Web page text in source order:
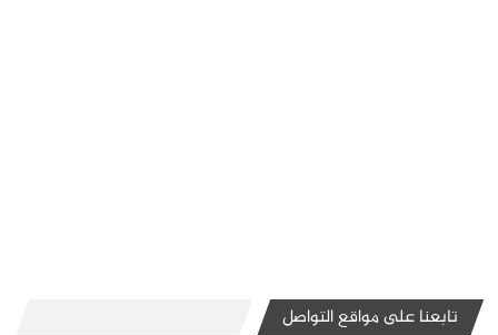
تابعنا على مواقع التواصل